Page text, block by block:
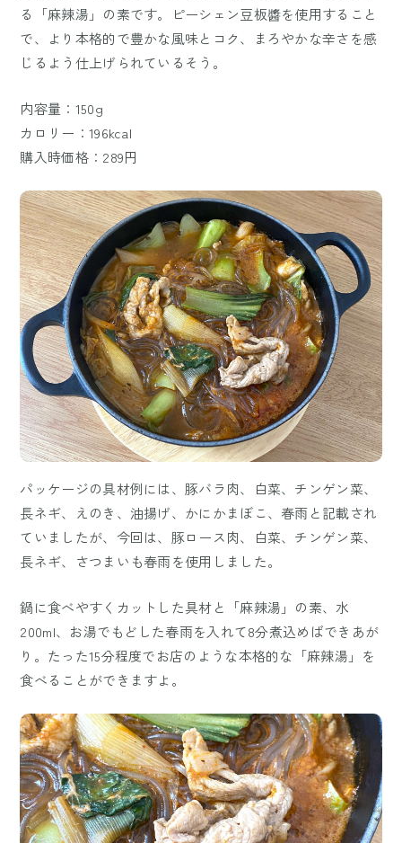
る「麻辣湯」の素です。ピーシェン豆板醬を使用すること
で、より本格的で豊かな風味とコク、まろやかな辛さを感
じるよう仕上げられているそう。
内容量：150g
カロリー：196kcal
購入時価格：289円
パッケージの具材例には、豚バラ肉、白菜、チンゲン菜、
長ネギ、えのき、油揚げ、かにかまぼこ、春雨と記載され
ていましたが、今回は、豚ロース肉、白菜、チンゲン菜、
長ネギ、さつまいも春雨を使用しました。
鍋に食べやすくカットした具材と「麻辣湯」の素、水
200ml、お湯でもどした春雨を入れて8分煮込めばできあが
り。たった15分程度でお店のような本格的な「麻辣湯」を
食べることができますよ。